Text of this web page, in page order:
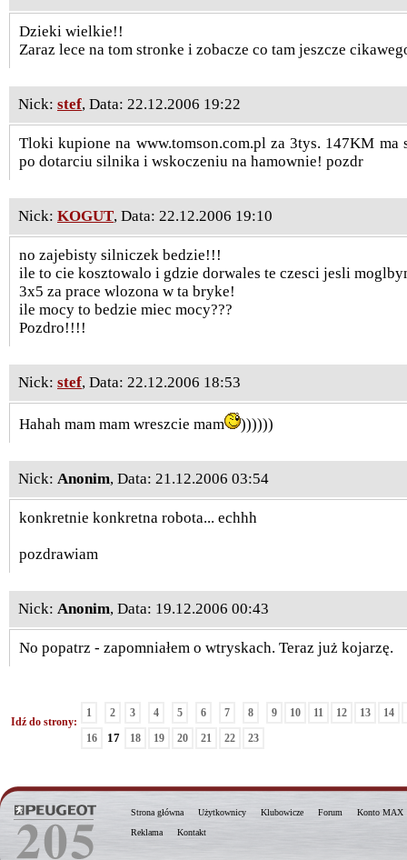
Dzieki wielkie!!
Zaraz lece na tom stronke i zobacze co tam jeszcze
Nick: stef, Data: 22.12.2006 19:22
Tloki kupione na www.tomson.com.pl za 3tys. 147KM ma
po dotarciu silnika i wskoczeniu na hamownie! pozdr
Nick: KOGUT, Data: 22.12.2006 19:10
no zajebisty silniczek bedzie!!!
ile to cie kosztowalo i gdzie dorwales te czesci jesli
3x5 za prace wlozona w ta bryke!
ile mocy to bedzie miec mocy???
Pozdro!!!!
Nick: stef, Data: 22.12.2006 18:53
Hahah mam mam wreszcie mam ))))))
Nick: Anonim, Data: 21.12.2006 03:54
konkretnie konkretna robota... echhh
pozdrawiam
Nick: Anonim, Data: 19.12.2006 00:43
No popatrz - zapomniałem o wtryskach. Teraz już kojarzę.
Idź do strony:
1 2 3 4 5 6 7 8 9 10 11 12 13
14
16
17 18 19 20 21 22 23
Strona główna Użytkownicy Klubowicze Forum
Konto MAX
Reklama
Kontakt